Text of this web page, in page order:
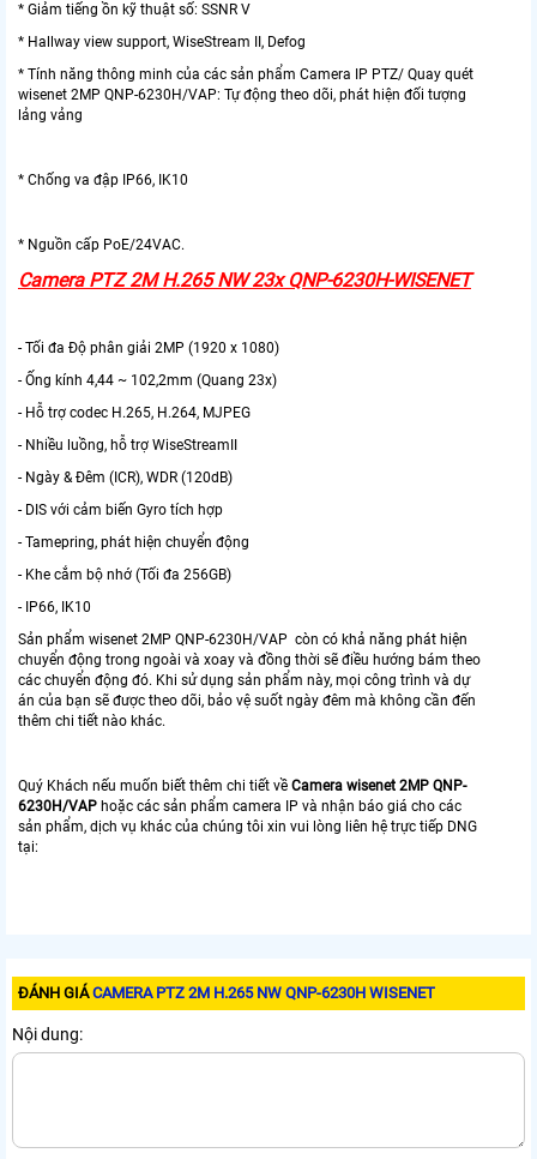
* Giảm tiếng ồn kỹ thuật số: SSNR V
* Hallway view support, WiseStream II, Defog
* Tính năng thông minh của các sản phẩm Camera IP PTZ/ Quay quét
wisenet 2MP QNP-6230H/VAP: Tự động theo dõi, phát hiện đối tượng
lảng vảng
* Chống va đập IP66, IK10
* Nguồn cấp PoE/24VAC.
Camera PTZ 2M H.265 NW 23x QNP-6230H-WISENET
- Tối đa Độ phân giải 2MP (1920 x 1080)
- Ống kính 4,44 ~ 102,2mm (Quang 23x)
- Hỗ trợ codec H.265, H.264, MJPEG
- Nhiều luồng, hỗ trợ WiseStreamII
- Ngày & Đêm (ICR), WDR (120dB)
- DIS với cảm biến Gyro tích hợp
- Tamepring, phát hiện chuyển động
- Khe cắm bộ nhớ (Tối đa 256GB)
- IP66, IK10
Sản phẩm wisenet 2MP QNP-6230H/VAP còn có khả năng phát hiện
chuyển động trong ngoài và xoay và đồng thời sẽ điều hướng bám theo
các chuyển động đó. Khi sử dụng sản phẩm này, mọi công trình và dự
án của bạn sẽ được theo dõi, bảo vệ suốt ngày đêm mà không cần đến
thêm chi tiết nào khác.
Quý Khách nếu muốn biết thêm chi tiết về Camera wisenet 2MP QNP-
6230H/VAP hoặc các sản phẩm camera IP và nhận báo giá cho các
sản phẩm, dịch vụ khác của chúng tôi xin vui lòng liên hệ trực tiếp DNG
tại:
ĐÁNH GIÁCAMERA PTZ 2M H.265 NW QNP-6230H WISENET
Nội dung: